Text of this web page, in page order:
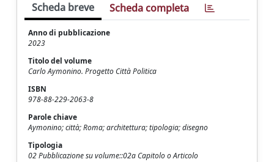
Scheda breve Scheda completa
Anno di pubblicazione
2023
Titolo del volume
Carlo Aymonino. Progetto Città Politica
ISBN
978-88-229-2063-8
Parole chiave
Aymonino; città; Roma; architettura; tipologia; disegno
Tipologia
02 Pubblicazione su volume::02a Capitolo o Articolo